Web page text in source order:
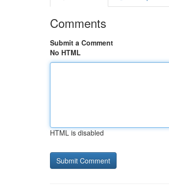
Comments
Submit a Comment
No HTML
HTML is disabled